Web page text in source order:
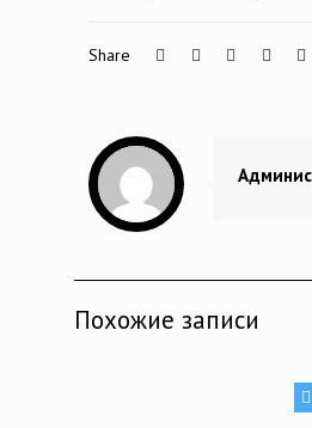
Share
Похожие записи